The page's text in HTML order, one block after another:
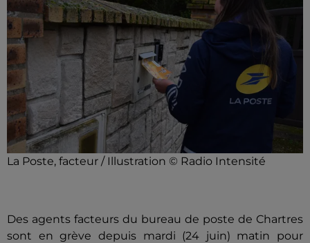
La Poste, facteur / Illustration © Radio Intensité
Des agents facteurs du bureau de poste de Chartres
sont en grève depuis mardi (24 juin) matin pour